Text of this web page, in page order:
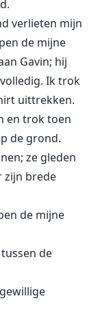
verlieten mijn
de mijne
Gavin; hij
Ik trok
uittrekken.
en trok toen
de grond.
ze gleden
zijn brede
de mijne
de